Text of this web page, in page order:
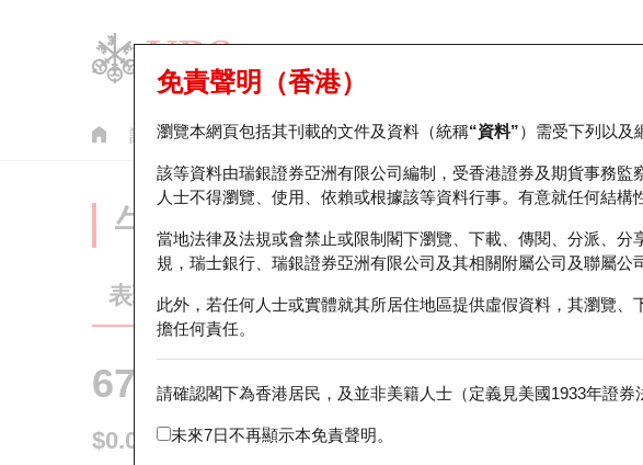
認股證 牛熊證 美股指數產品 輪證市場統計 正股資料及市場統
免責聲明（香港）
瀏覽本網頁包括其刊載的文件及資料（統稱“資料”）需受下列以及
該等資料由瑞銀證券亞洲有限公司編制，受香港證券及期貨事務監
人士不得瀏覽、使用、依賴或根據該等資料行事。有意就任何結構
當地法律及法規或會禁止或限制閣下瀏覽、下載、傳閱、分派、
規，瑞士銀行、瑞銀證券亞洲有限公司及其相關附屬公司及聯屬公
此外，若任何人士或實體就其所居住地區提供虛假資料，其瀏覽
擔任何責任。
請確認閣下為香港居民，及並非美籍人士（定義見美國1933年證
未來7日不再顯示本免責聲明。
牛熊證分析儀
表現 街貨統計 比較
67438 瑞銀牛證 HSI 恒生指數
$0.055 0.017 (+44.74%) 即時